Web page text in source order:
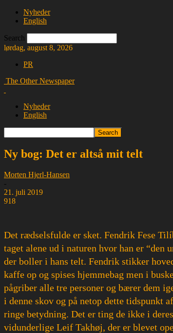
Nyheder
English
Search
lørdag, august 8, 2026
PR
The Other Newspaper
Nyheder
English
Ny bog: Det er altså mit telt
Morten Hjerl-Hansen
-
21. juli 2019
918
Det rædselsfulde er sket. Fendrik Fese
taget alene ud i naturen hvor han er “den
der boller i hans telt. Fendrik stikker
kaffe op og spises hjemmebag men i
pågriber alle tre personer og bærer dem
i denne skov og på netop dette tidspunkt
ringe betydning. Det er ting de ikke i
vidunderlige Leif Takhøj, der er blevet